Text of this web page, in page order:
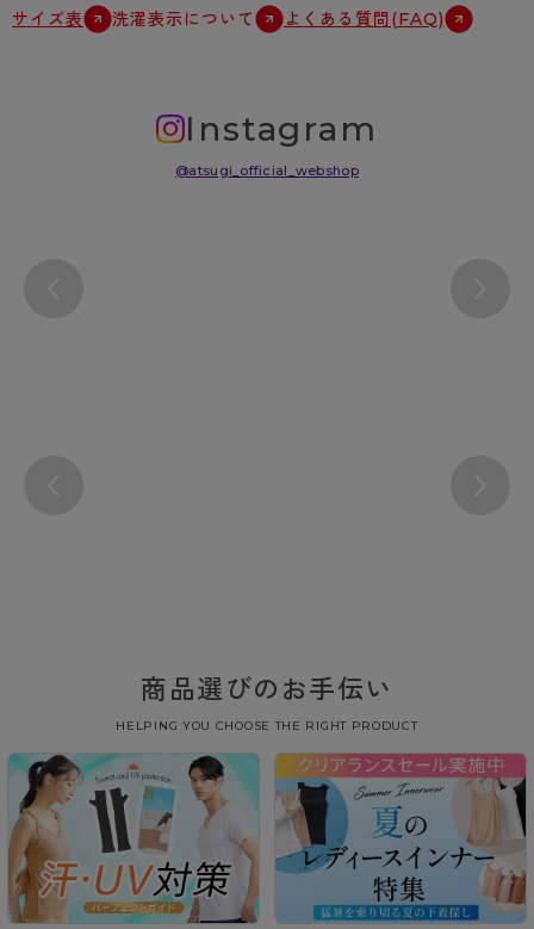
サイズ表 洗濯表示について よくある質問(FAQ)
Instagram
@atsugi_official_webshop
商品選びのお手伝い
HELPING YOU CHOOSE THE RIGHT PRODUCT